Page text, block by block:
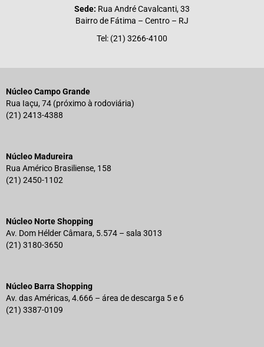
Seja um conveniado
Sede: Rua André Cavalcanti, 33
Bairro de Fátima – Centro – RJ
Tel: (21) 3266-4100
Núcleo Campo Grande
Rua Iaçu, 74 (próximo à rodoviária)
(21) 2413-4388
Núcleo Madureira
Rua Américo Brasiliense, 158
(21) 2450-1102
Núcleo Norte Shopping
Av. Dom Hélder Câmara, 5.574 – sala 3013
(21) 3180-3650
Núcleo Barra Shopping
Av. das Américas, 4.666 – área de descarga 5 e 6
(21) 3387-0109